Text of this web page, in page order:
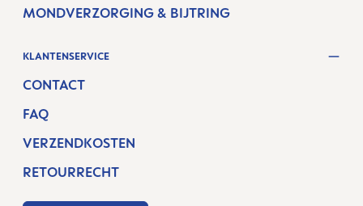
MONDVERZORGING & BIJTRING
KLANTENSERVICE
CONTACT
FAQ
VERZENDKOSTEN
RETOURRECHT